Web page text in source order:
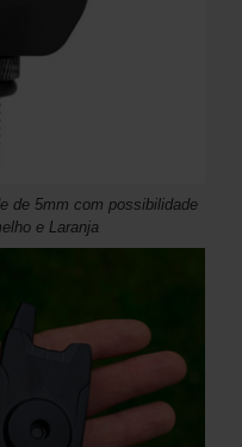
de 5mm com possibilidade
e Laranja